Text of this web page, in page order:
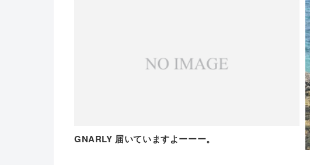
GNARLY 届いていますよーーー。